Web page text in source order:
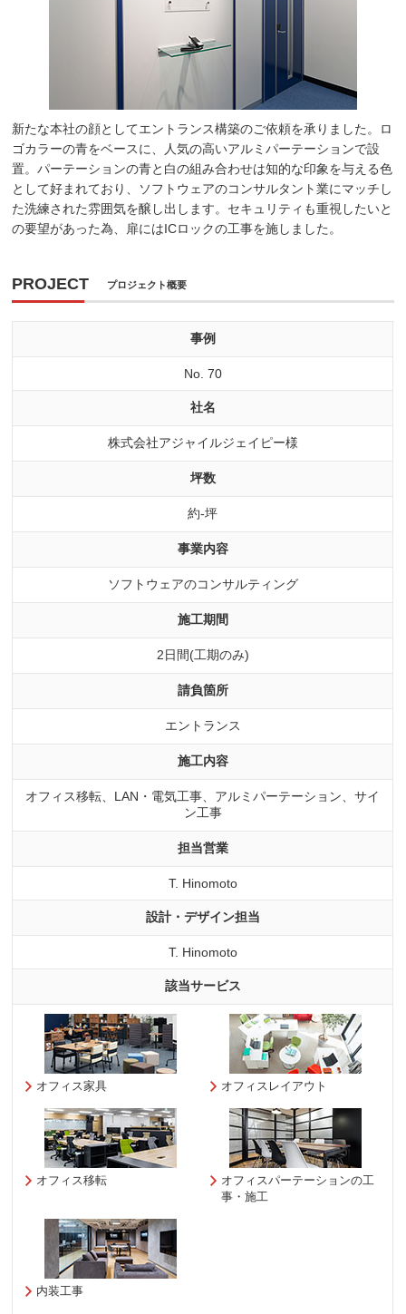
新たな本社の顔としてエントランス構築のご依頼を承りました。ロ
ゴカラーの青をベースに、人気の高いアルミパーテーションで設
置。パーテーションの青と白の組み合わせは知的な印象を与える色
として好まれており、ソフトウェアのコンサルタント業にマッチし
た洗練された雰囲気を醸し出します。セキュリティも重視したいと
の要望があった為、扉にはICロックの工事を施しました。
PROJECT プロジェクト概要
事例
No. 70
社名
株式会社アジャイルジェイピー様
坪数
約-坪
事業内容
ソフトウェアのコンサルティング
施工期間
2日間(工期のみ)
請負箇所
エントランス
施工内容
オフィス移転、LAN・電気工事、アルミパーテーション、サイ
ン工事
担当営業
T. Hinomoto
設計・デザイン担当
T. Hinomoto
該当サービス
オフィス家具 オフィスレイアウト
オフィス移転
オフィスパーテーションの工
事・施工
内装工事